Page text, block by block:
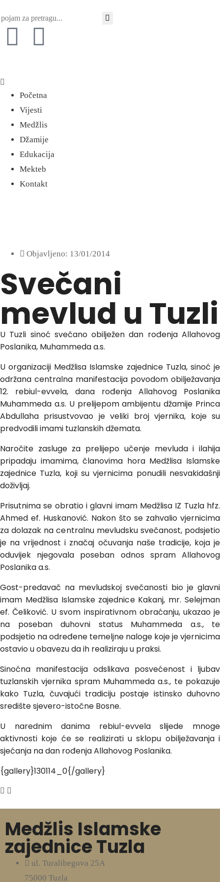
Početna
Vijesti
Medžlis
Džamije
Edukacija
Mekteb
Kontakt
Objavljeno: 13/01/2014
Svečani
mevlud u Tuzli
U Tuzli sinoć svečano obilježen dan rođenja Allahovog
Poslanika, Muhammeda a.s.
U organizaciji Medžlisa Islamske zajednice Tuzla, sinoć je
održana centralna manifestacija povodom obilježavanja
12. rebiul-evvela, dana rođenja Allahovog Poslanika
Muhammeda a.s. U prelijepom ambijentu džamije Princa
Abdullaha prisustvovao je veliki broj vjernika, koje su
predvodili imami tuzlanskih džemata.
Naročite zasluge za prelijepo učenje mevluda i ilahija
pripadaju imamima, članovima hora Medžlisa Islamske
zajednice Tuzla, koji su vjernicima ponudili nesvakidašnji
doživljaj.
Prisutnima se obratio i glavni imam Medžlisa IZ Tuzla hfz.
Ahmed ef. Huskanović. Nakon što se zahvalio vjernicima
za dolazak na centralnu mevludsku svečanost, podsjetio
je na vrijednost i značaj očuvanja naše tradicije, koja je
oduvijek njegovala poseban odnos spram Allahovog
Poslanika a.s.
Gost-predavač na mevludskoj svečanosti bio je glavni
imam Medžlisa Islamske zajednice Kakanj, mr. Selejman
ef. Čeliković. U svom inspirativnom obraćanju, ukazao je
na poseban duhovni status Muhammeda a.s., te
podsjetio na određene temeljne naloge koje je vjernicima
ostavio u obavezu da ih realiziraju u praksi.
Sinoćna manifestacija odslikava posvećenost i ljubav
tuzlanskih vjernika spram Muhammeda a.s., te pokazuje
kako Tuzla, čuvajući tradiciju postaje istinsko duhovno
središte sjevero-istočne Bosne.
U narednim danima rebiul-evvela slijede mnoge
aktivnosti koje će se realizirati u sklopu obilježavanja i
sjećanja na dan rođenja Allahovog Poslanika.
{gallery}130114_0{/gallery}
Medžlis Islamske
zajednice Tuzla
ul. Turalibegova 25A
75000 Tuzla